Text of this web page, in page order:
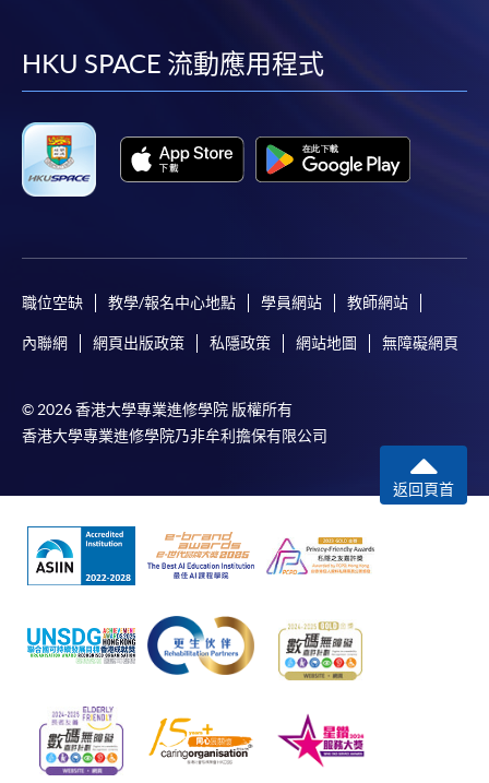
facebook
youtube
linkedin
HKU SPACE 流動應用程式
職位空缺 教學/報名中心地點 學員網站 教師網站
內聯網 網頁出版政策 私隱政策 網站地圖 無障礙網頁
© 2026 香港大學專業進修學院 版權所有
香港大學專業進修學院乃非牟利擔保有限公司
返回頁首